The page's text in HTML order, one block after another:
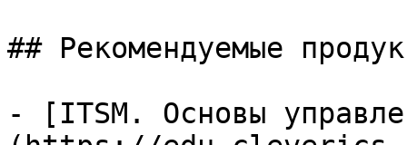
## Рекомендуемые
- [ITSM. Основы